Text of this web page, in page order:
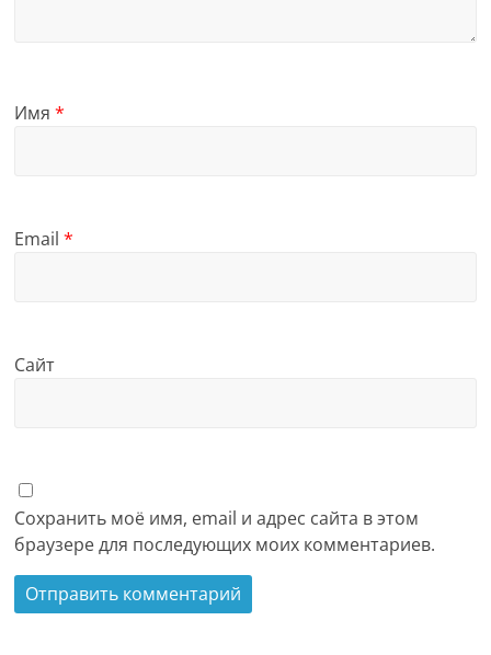
Имя*
Email*
Сайт
Сохранить моё имя, email и адрес сайта в этом
браузере для последующих моих комментариев.